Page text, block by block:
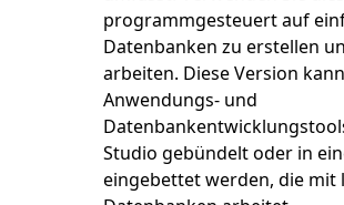
programmgesteuert auf
Datenbanken zu erstellen
arbeiten. Diese Version
Anwendungs- und
Studio gebündelt oder in
eingebettet werden, die mit